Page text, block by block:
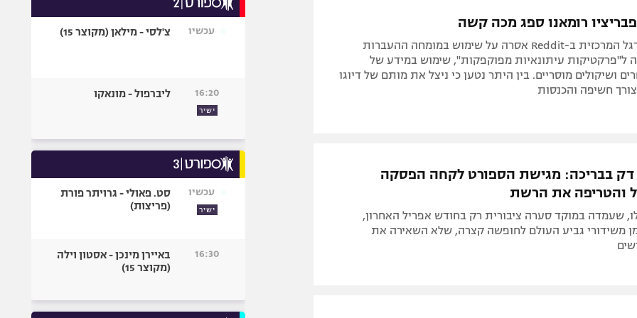
באר שבע
ליגות נוספות
ספורט מוטורי
בייסבול MLB
גיימינג E-Sports
רומאנו ספג מכה קשה
קהילת הכדורגל המרכזית ב-Reddit אסרה על שימוש במומחה ההעברות
ל"פרקטיקות עיתונאיות מפוקפקות", שימוש במידע של
ושיקולים מוסריים. בין היתר נטען כי ניצל את מותם של דיוגו
חשיפה והכנסות
דק בבריכה: מגישת הספורט לקחה הפסקה
והטריפה את הרשת
שעמדה במוקד סערה ציבורית רק בחודש אפריל האחרון,
משידורי גביע העולם לחופשה קצרה, שלא השאירה את
עכשיו צ'לסי - מילאן (מקוצר 15)
16:20
ישיר
ליברפול - מונאקו
עכשיו
ישיר
סט. פאולי - גרויתר פורת
(פריצות)
16:30
באיירן מינכן - אסטון וילה
(מקוצר 15)